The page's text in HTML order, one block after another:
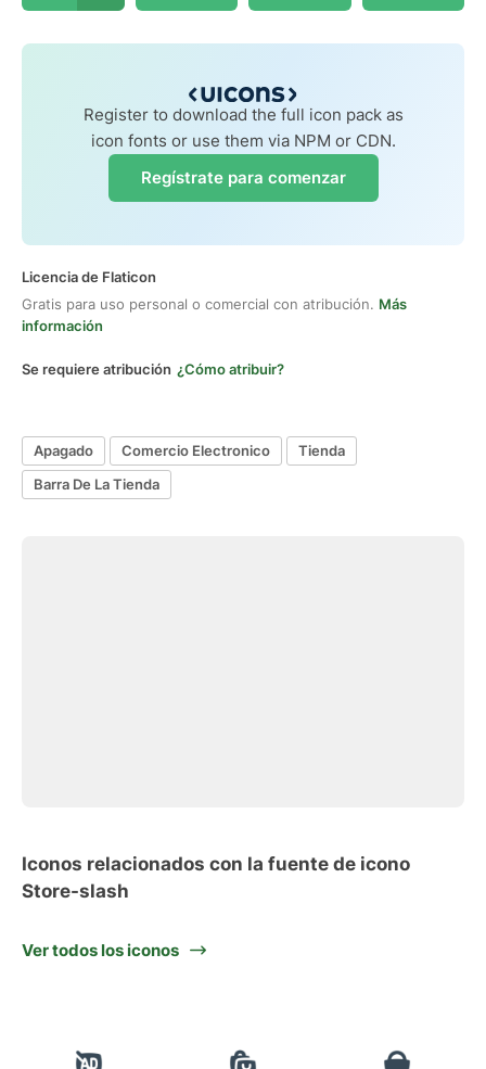
Register to download the full icon pack as
icon fonts or use them via NPM or CDN.
Regístrate para comenzar
Licencia de Flaticon
Gratis para uso personal o comercial con atribución. Más
información
Se requiere atribución ¿Cómo atribuir?
Apagado Comercio Electronico
Tienda
Barra De La Tienda
Iconos relacionados con la fuente de icono
Store-slash
Ver todos los iconos